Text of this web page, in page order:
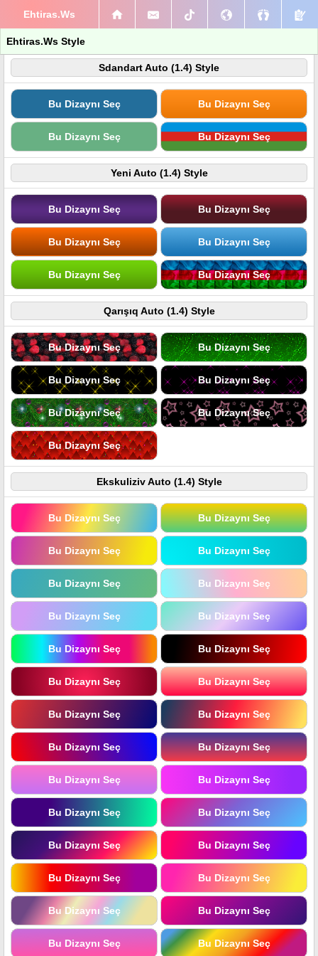
Ehtiras.Ws
Ehtiras.Ws Style
Sdandart Auto (1.4) Style
Bu Dizaynı Seç Bu Dizaynı Seç
Bu Dizaynı Seç Bu Dizaynı Seç
Yeni Auto (1.4) Style
Bu Dizaynı Seç Bu Dizaynı Seç
Bu Dizaynı Seç Bu Dizaynı Seç
Bu Dizaynı Seç Bu Dizaynı Seç
Qarışıq Auto (1.4) Style
Bu Dizaynı Seç Bu Dizaynı Seç
Bu Dizaynı Seç Bu Dizaynı Seç
Bu Dizaynı Seç Bu Dizaynı Seç
Bu Dizaynı Seç
Ekskuliziv Auto (1.4) Style
Bu Dizaynı Seç Bu Dizaynı Seç
Bu Dizaynı Seç Bu Dizaynı Seç
Bu Dizaynı Seç Bu Dizaynı Seç
Bu Dizaynı Seç Bu Dizaynı Seç
Bu Dizaynı Seç Bu Dizaynı Seç
Bu Dizaynı Seç Bu Dizaynı Seç
Bu Dizaynı Seç Bu Dizaynı Seç
Bu Dizaynı Seç Bu Dizaynı Seç
Bu Dizaynı Seç Bu Dizaynı Seç
Bu Dizaynı Seç Bu Dizaynı Seç
Bu Dizaynı Seç Bu Dizaynı Seç
Bu Dizaynı Seç Bu Dizaynı Seç
Bu Dizaynı Seç Bu Dizaynı Seç
Bu Dizaynı Seç Bu Dizaynı Seç